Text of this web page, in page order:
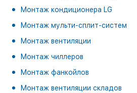
Монтаж кондиционера LG
Монтаж мульти-сплит-систем
Монтаж вентиляции
Монтаж чиллеров
Монтаж фанкойлов
Монтаж вентиляции складов